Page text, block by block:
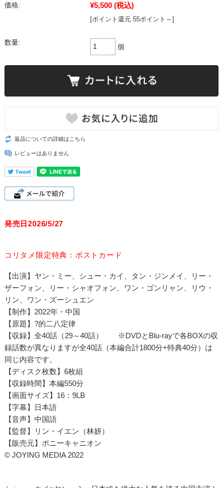
価格: ¥5,500 (税込)
[ポイント還元 55ポイント～]
数量:
個
返品についての詳細はこちら
レビューはありません
発売日2026/5/27
コリタメ限定特典：ポストカード
【出演】ヤン・ミー、シュー・カイ、タン・ジンメイ、リー・
ザーフォン、リー・シャオフォン、ワン・ゴンリャン、リウ・
リン、ワン・ズーシュエン
【制作】2022年・中国
【原題】?的二八定律
【収録】全40話（29～40話） ※DVDとBlu-rayで各BOXの収
録話数が異なりますが全40話（本編合計1800分+特典40分）は
同じ内容です。
【ディスク枚数】6枚組
【収録時間】本編550分
【画面サイズ】16：9LB
【字幕】日本語
【音声】中国語
【監督】リン・イエン（林妍）
【販売元】ポニーキャニオン
© JOYING MEDIA 2022